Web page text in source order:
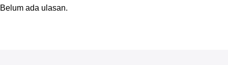
Belum ada ulasan.